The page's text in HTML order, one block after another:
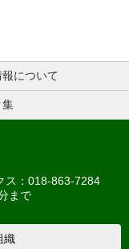
について
集
ス：018-863-7284
まで
織